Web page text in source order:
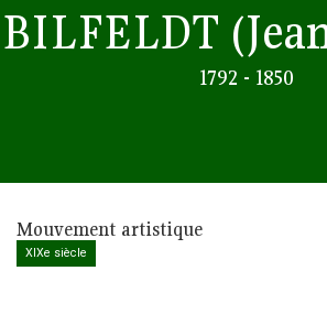
BILFELDT
1792 - 1850
Mouvement artistique
XIXe siècle